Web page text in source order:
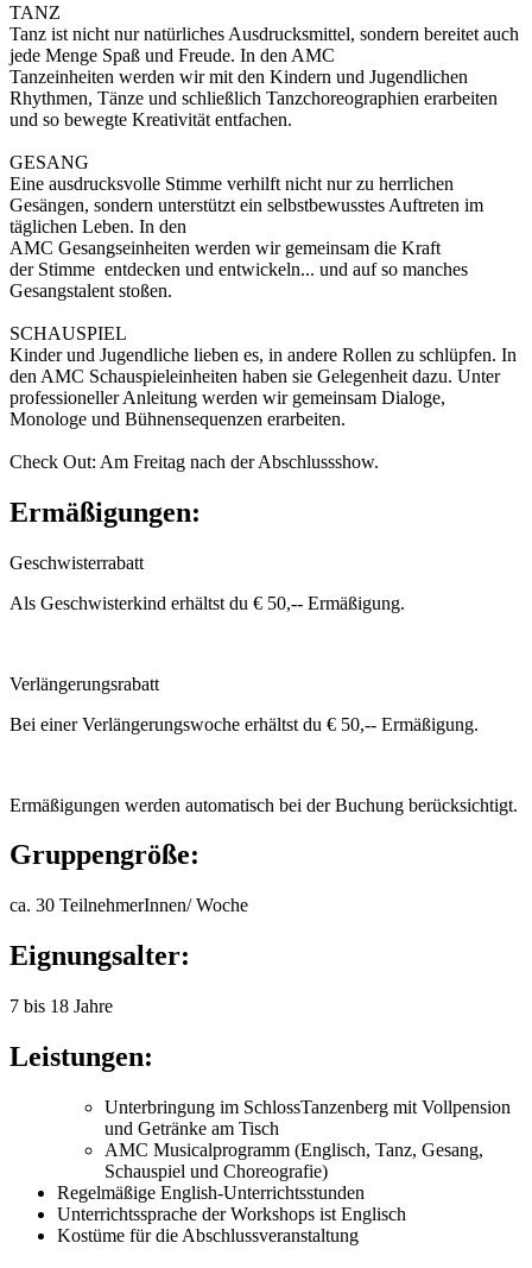
TANZ
Tanz ist nicht nur natürliches Ausdrucksmittel, sondern bereitet auch
jede Menge Spaß und Freude. In den AMC
Tanzeinheiten werden wir mit den Kindern und Jugendlichen
Rhythmen, Tänze und schließlich Tanzchoreographien erarbeiten
und so bewegte Kreativität entfachen.
GESANG
Eine ausdrucksvolle Stimme verhilft nicht nur zu herrlichen
Gesängen, sondern unterstützt ein selbstbewusstes Auftreten im
täglichen Leben. In den
AMC Gesangseinheiten werden wir gemeinsam die Kraft
der Stimme entdecken und entwickeln... und auf so manches
Gesangstalent stoßen.
SCHAUSPIEL
Kinder und Jugendliche lieben es, in andere Rollen zu schlüpfen. In
den AMC Schauspieleinheiten haben sie Gelegenheit dazu. Unter
professioneller Anleitung werden wir gemeinsam Dialoge,
Monologe und Bühnensequenzen erarbeiten.
Check Out: Am Freitag nach der Abschlussshow.
Ermäßigungen:
Geschwisterrabatt
Als Geschwisterkind erhältst du € 50,-- Ermäßigung.
Verlängerungsrabatt
Bei einer Verlängerungswoche erhältst du € 50,-- Ermäßigung.
Ermäßigungen werden automatisch bei der Buchung berücksichtigt.
Gruppengröße:
ca. 30 TeilnehmerInnen/ Woche
Eignungsalter:
7 bis 18 Jahre
Leistungen:
Unterbringung im SchlossTanzenberg mit Vollpension
und Getränke am Tisch
AMC Musicalprogramm (Englisch, Tanz, Gesang,
Schauspiel und Choreografie)
Regelmäßige English-Unterrichtsstunden
Unterrichtssprache der Workshops ist Englisch
Kostüme für die Abschlussveranstaltung